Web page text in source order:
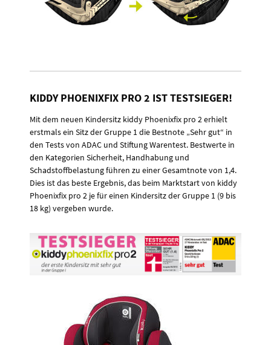
KIDDY PHOENIXFIX PRO 2 IST TESTSIEGER!
Mit dem neuen Kindersitz kiddy Phoenixfix pro 2 erhielt
erstmals ein Sitz der Gruppe 1 die Bestnote „Sehr gut“ in
den Tests von ADAC und Stiftung Warentest. Bestwerte in
den Kategorien Sicherheit, Handhabung und
Schadstoffbelastung führen zu einer Gesamtnote von 1,4.
Dies ist das beste Ergebnis, das beim Marktstart von kiddy
Phoenixfix pro 2 je für einen Kindersitz der Gruppe 1 (9 bis
18 kg) vergeben wurde.